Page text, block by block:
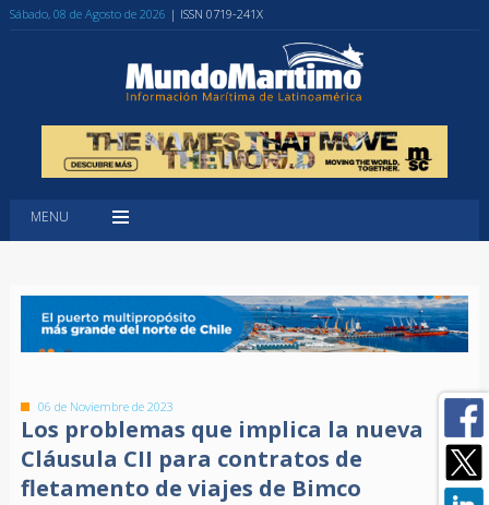
Sábado, 08 de Agosto de 2026 | ISSN 0719-241X
MENU
06 de Noviembre de 2023
Los problemas que implica la nueva
Cláusula CII para contratos de
fletamento de viajes de Bimco